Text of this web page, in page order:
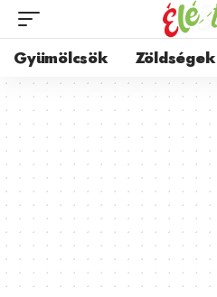
Gyümölcsök Zöldségek